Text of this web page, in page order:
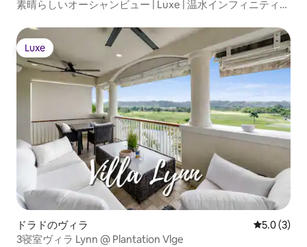
素晴らしいオーシャンビュー | Luxe | 温水インフィニティプ
Luxe
Luxe
ドラドのヴィラ レビュー3
5.0 (3)
3寝室ヴィラ Lynn @ Plantation Vlge